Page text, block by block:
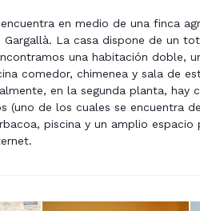
en medio de una finca
La casa dispone de un
una habitación doble,
comedor, chimenea y sala de
en la segunda planta, hay
(uno de los cuales se encuentra
piscina y un amplio espacio